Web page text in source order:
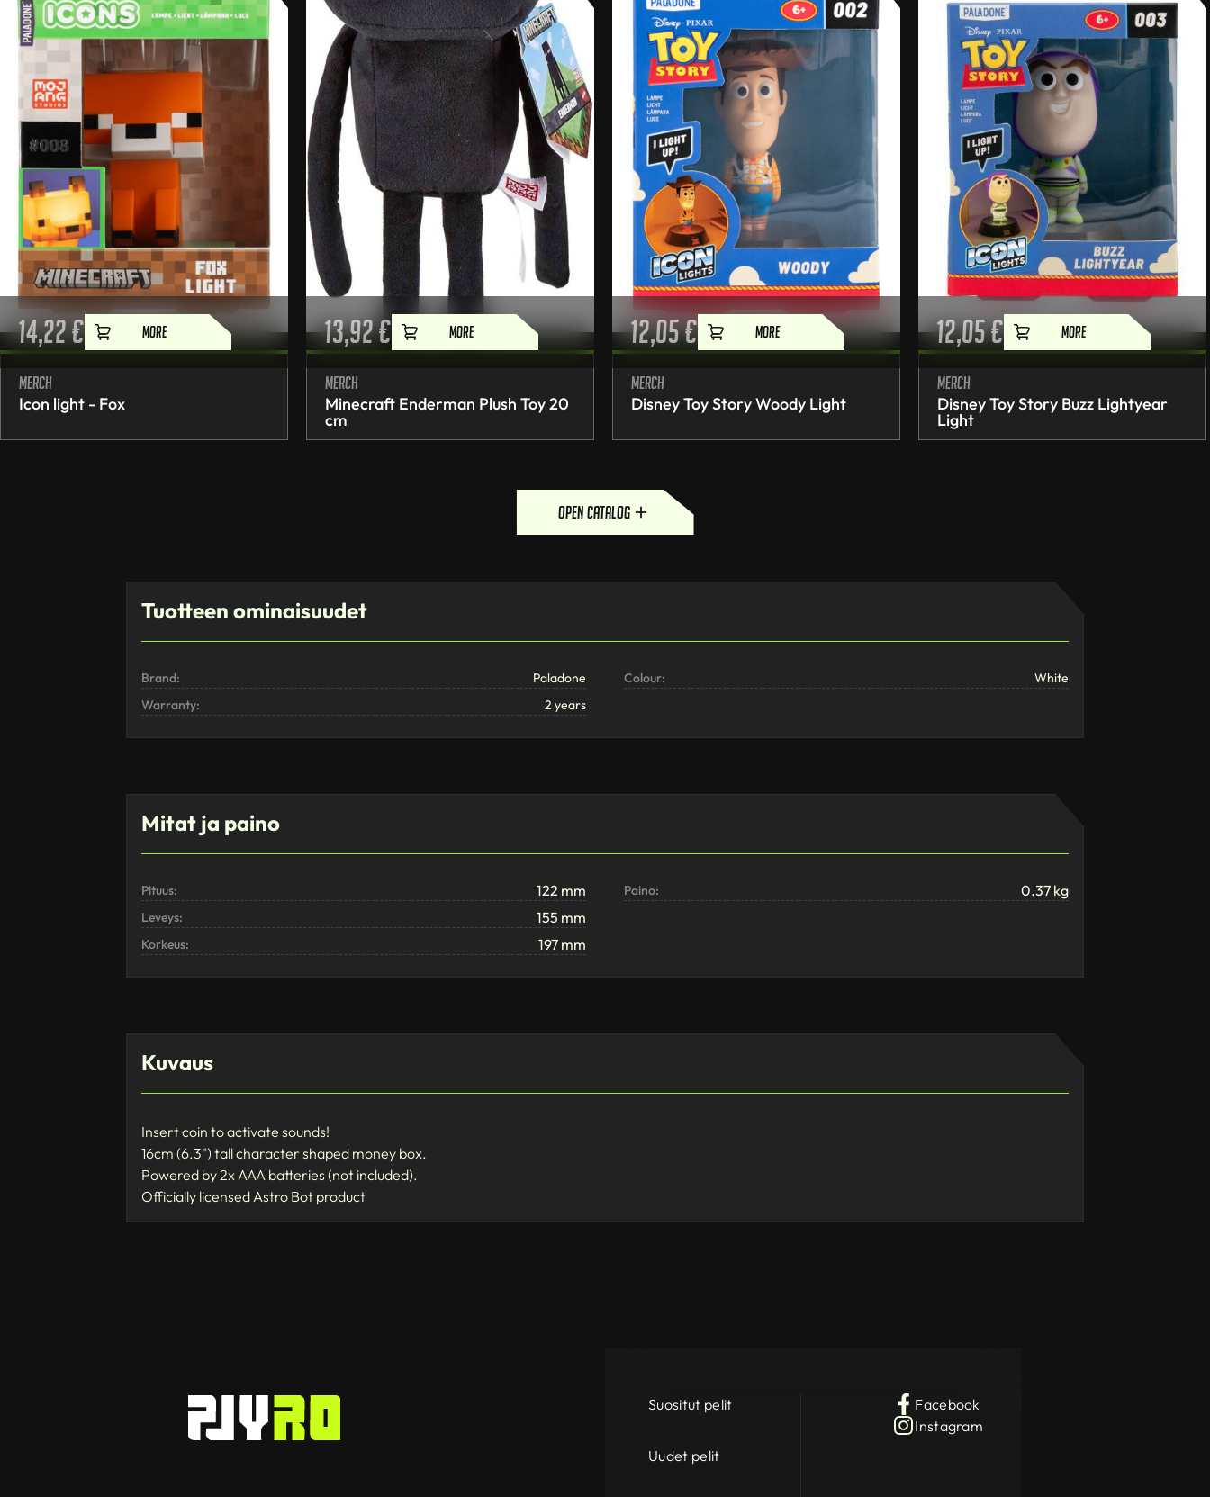
14,22€ MORE
Merch
Icon light - Fox
13,92€ MORE
Merch
Minecraft Enderman Plush Toy 20
cm
12,05€ MORE
Merch
Disney Toy Story Woody Light
12,05€ MORE
Merch
Disney Toy Story Buzz Lightyear
Light
open catalog
Tuotteen ominaisuudet
Brand:
Paladone
Warranty:
2 years
Colour: White
Mitat ja paino
Pituus: 122 mm
Leveys: 155 mm
Korkeus: 197 mm
Paino: 0.37 kg
Kuvaus
Insert coin to activate sounds!
16cm (6.3") tall character shaped money box.
Powered by 2x AAA batteries (not included).
Officially licensed Astro Bot product
Suositut pelit
Uudet pelit
Facebook
Instagram